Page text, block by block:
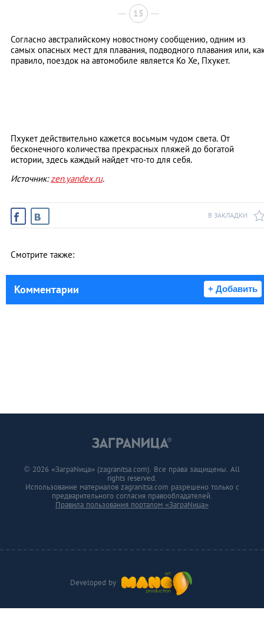
15
Согласно австралийскому новостному сообщению, одним из
самых опасных мест для плавания, подводного плавания или,
правило, поездок на автомобиле является Ко Хе, Пхукет.
Пхукет действительно кажется восьмым чудом света. От
бесконечного количества прекрасных пляжей до богатой
истории, здесь каждый найдет что-то для себя.
Источник:zen.yandex.ru.
В ЗАКЛАДКИ
Смотрите также:
Комментарии + Добавить
Developed by
© 2026 «ЗаграNица» (zagranitsa.com). Все права защищены. All
rights reserved.
Использование материалов zagranitsa.com разрешено только с
предварительного согласия правообладателей.
Правила пользования порталом «ЗаграNица»